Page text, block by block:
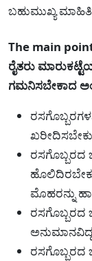
ಬಹುಮುಖ್ಯ
The main
ರೈತರು
ಗಮನಿಸಬೇಕಾದ
ಮೊಹರನ್ನು
ರಸಗೊಬ್ಬರದ